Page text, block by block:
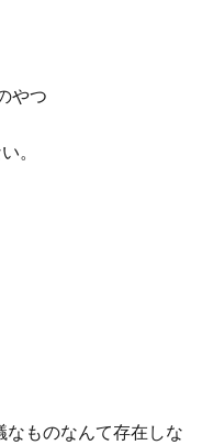
やつ
。
ものなんて存在しな